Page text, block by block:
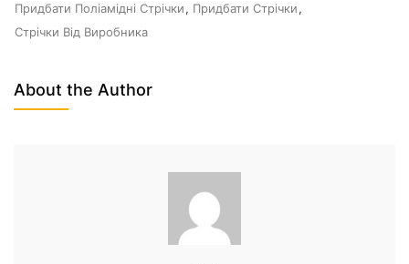
Придбати Поліамідні Стрічки, Придбати Стрічки,
Стрічки Від Виробника
About the Author